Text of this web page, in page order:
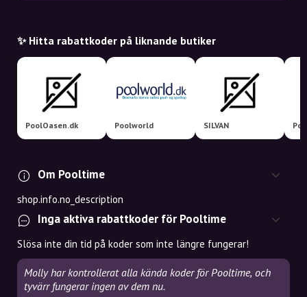
✨ Hitta rabattkoder på liknande butiker
PoolOasen.dk Poolworld SILVAN
Om Pooltime
shop.info.no_description
Inga aktiva rabattkoder för Pooltime
Slösa inte din tid på koder som inte längre fungerar!
Molly har kontrollerat alla kända koder för Pooltime, och
tyvärr fungerar ingen av dem nu.